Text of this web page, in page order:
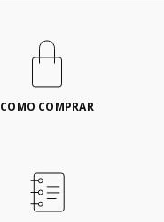
COMO COMPRAR